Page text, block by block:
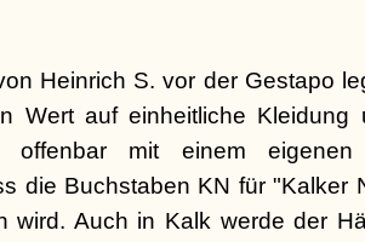
Heinrich S. vor der Gestapo
Wert auf einheitliche Kleidung
offenbar mit einem
die Buchstaben KN für "Kalker
wird. Auch in Kalk werde der